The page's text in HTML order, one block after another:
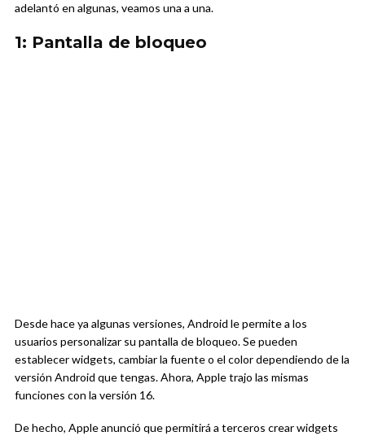
adelantó en algunas, veamos una a una.
1: Pantalla de bloqueo
Desde hace ya algunas versiones, Android le permite a los
usuarios personalizar su pantalla de bloqueo. Se pueden
establecer widgets, cambiar la fuente o el color dependiendo de la
versión Android que tengas. Ahora, Apple trajo las mismas
funciones con la versión 16.
De hecho, Apple anunció que permitirá a terceros crear widgets